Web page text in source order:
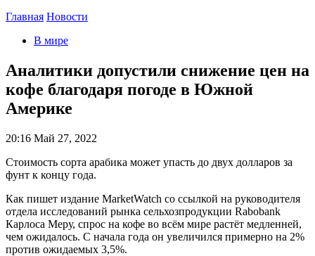
Главная Новости
В мире
Аналитики допустили снижение цен на
кофе благодаря погоде в Южной
Америке
20:16 Май 27, 2022
Стоимость сорта арабика может упасть до двух долларов за
фунт к концу года.
Как пишет издание MarketWatch со ссылкой на руководителя
отдела исследований рынка сельхозпродукции Rabobank
Карлоса Меру, спрос на кофе во всём мире растёт медленней,
чем ожидалось. С начала года он увеличился примерно на 2%
против ожидаемых 3,5%.